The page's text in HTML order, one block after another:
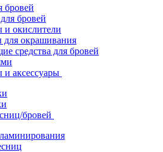
бровей
бровей
окислители
для окрашивания
средства для бровей
аксессуары
бровей